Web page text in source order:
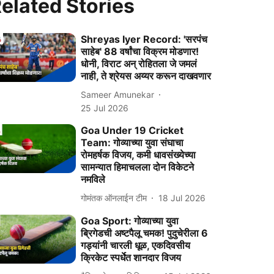
Stories
Shreyas Iyer Record: 'सरपंच
साहेब' 88 वर्षांचा विक्रम मोडणार!
धोनी, विराट अन् रोहितला जे जमलं
नाही, ते श्रेयस अय्यर करून दाखवणार
Sameer Amunekar
25 Jul 2026
Goa Under 19 Cricket
Team: गोव्याच्या युवा संघाचा
रोमहर्षक विजय, कमी धावसंख्येच्या
सामन्यात हिमाचलला दोन विकेटने
नमविले
गोमंतक ऑनलाईन टीम 18 Jul 2026
Goa Sport: गोव्याच्या युवा
ब्रिगेडची अष्टपैलू चमक! पुदुचेरीला 6
गड्यांनी चारली धूळ, एकदिवसीय
क्रिकेट स्पर्धेत शानदार विजय